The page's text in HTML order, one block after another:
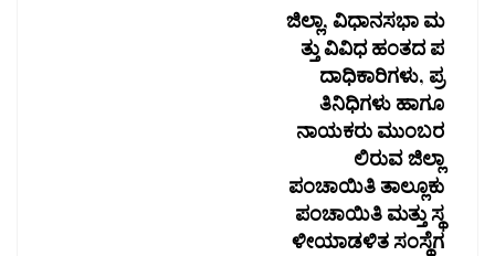
ಜಿಲ್ಲಾ, ವಿಧಾನಸಭಾ ಮ
ತ್ತು ವಿವಿಧ ಹಂತದ ಪ
ದಾಧಿಕಾರಿಗಳು, ಪ್ರ
ತಿನಿಧಿಗಳು ಹಾಗೂ
ನಾಯಕರು ಮುಂಬರ
ಲಿರುವ ಜಿಲ್ಲಾ
ಪಂಚಾಯಿತಿ ತಾಲ್ಲೂಕು
ಪಂಚಾಯಿತಿ ಮತ್ತು ಸ್ಥ
ಳೀಯಾಡಳಿತ ಸಂಸ್ಥೆಗ